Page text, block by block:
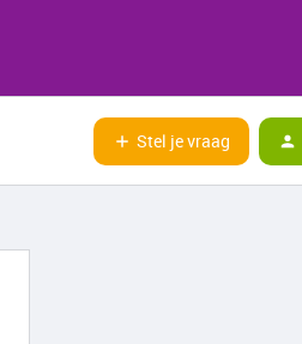
Stel je vraag